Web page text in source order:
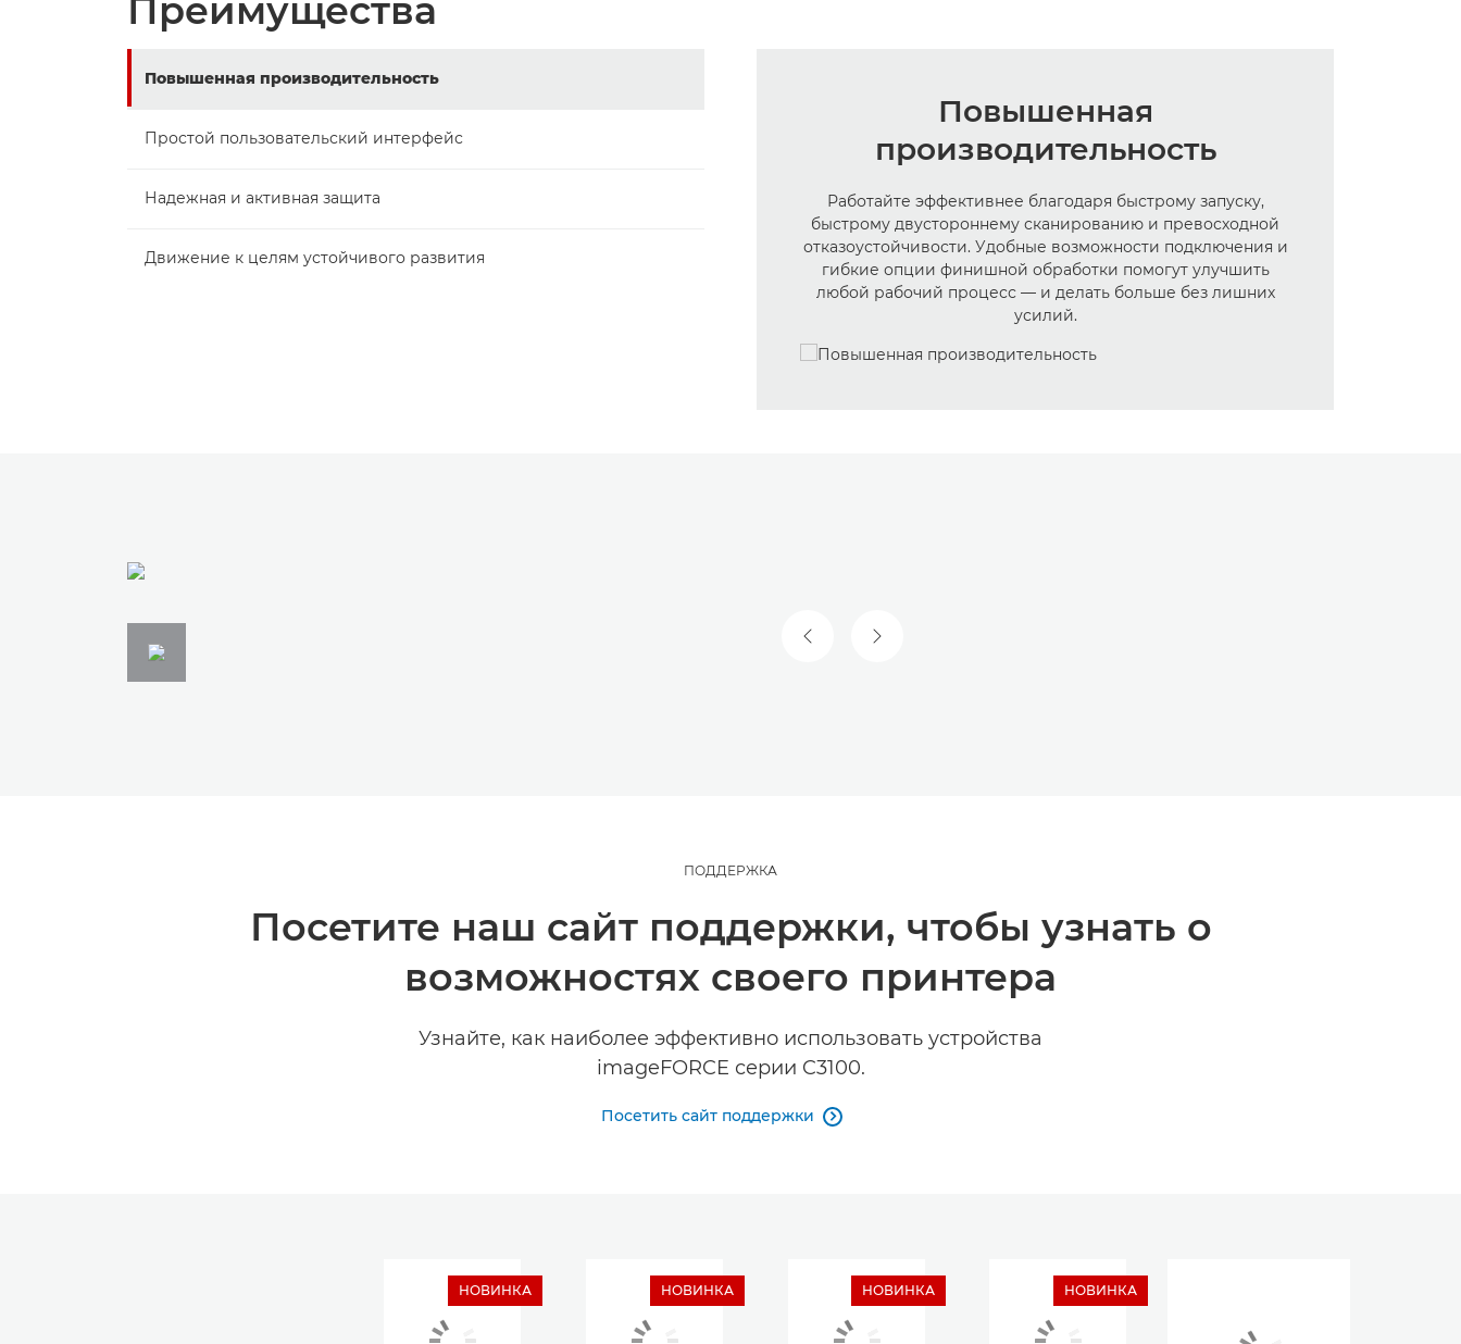
Преимущества
Повышенная производительность
Простой пользовательский интерфейс
Надежная и активная защита
Движение к целям устойчивого развития
Повышенная
производительность
Работайте эффективнее благодаря быстрому запуску,
быстрому двустороннему сканированию и превосходной
отказоустойчивости. Удобные возможности подключения и
гибкие опции финишной обработки помогут улучшить
любой рабочий процесс — и делать больше без лишних
усилий.
ПРЕДЫДУЩИЙ СЛАЙД
СЛЕДУЮЩИЙ СЛАЙД
ПОДДЕРЖКА
Посетите наш сайт поддержки, чтобы узнать о
возможностях своего принтера
Узнайте, как наиболее эффективно использовать устройства
imageFORCE серии C3100.
Посетить сайт поддержки 
НОВИНКА НОВИНКА НОВИНКА НОВИНКА